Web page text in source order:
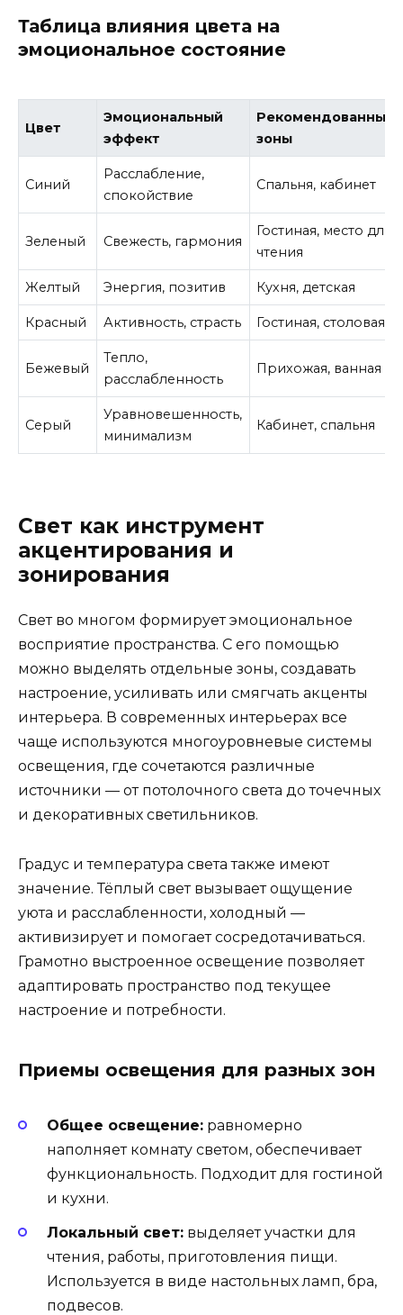
Таблица влияния цвета на
эмоциональное состояние
Цвет
Эмоциональный
эффект
Рекомендованные
зоны
Синий
Расслабление,
спокойствие
Спальня, кабинет
Зеленый Свежесть, гармония
Гостиная, место для
чтения
Желтый Энергия, позитив Кухня, детская
Красный Активность, страсть Гостиная, столовая
Бежевый
Тепло,
расслабленность
Прихожая, ванная
Серый
Уравновешенность,
минимализм
Кабинет, спальня
Свет как инструмент
акцентирования и
зонирования
Свет во многом формирует эмоциональное
восприятие пространства. С его помощью
можно выделять отдельные зоны, создавать
настроение, усиливать или смягчать акценты
интерьера. В современных интерьерах все
чаще используются многоуровневые системы
освещения, где сочетаются различные
источники — от потолочного света до точечных
и декоративных светильников.
Градус и температура света также имеют
значение. Тёплый свет вызывает ощущение
уюта и расслабленности, холодный —
активизирует и помогает сосредотачиваться.
Грамотно выстроенное освещение позволяет
адаптировать пространство под текущее
настроение и потребности.
Приемы освещения для разных зон
Общее освещение: равномерно
наполняет комнату светом, обеспечивает
функциональность. Подходит для гостиной
и кухни.
Локальный свет: выделяет участки для
чтения, работы, приготовления пищи.
Используется в виде настольных ламп, бра,
подвесов.